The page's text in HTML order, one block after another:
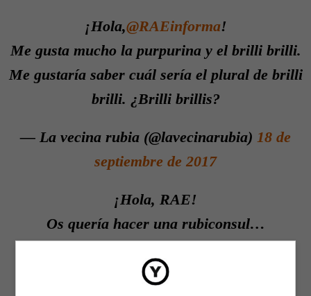
¡Hola,@RAEinforma!
Me gusta mucho la purpurina y el brilli brilli.
Me gustaría saber cuál sería el plural de brilli
brilli. ¿Brilli brillis?
— La vecina rubia (@lavecinarubia) 18 de
septiembre de 2017
¡Hola, RAE!
Os quería hacer una rubiconsul…
— La vecina rubia (@lavecinarubia)